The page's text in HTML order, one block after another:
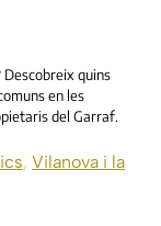
Descobreix quins
en les
del Garraf.
, Vilanova i la